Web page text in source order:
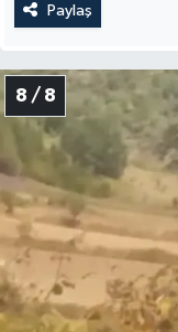
Paylaş
8 / 8